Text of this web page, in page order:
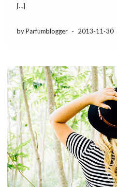
[…]
by Parfumblogger - 2013-11-30